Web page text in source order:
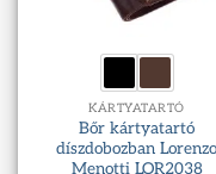
KÁRTYATARTÓ
Bőr kártyatartó
díszdobozban Lorenzo
Menotti LOR2038